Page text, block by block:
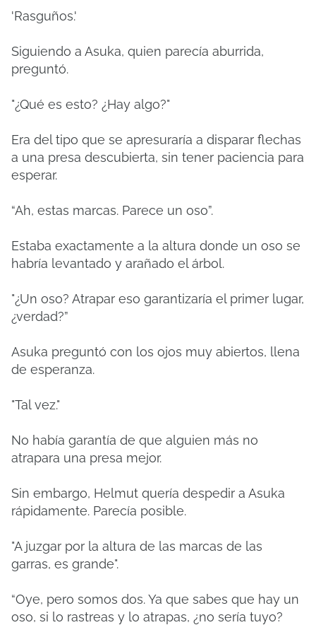
'Rasguños.'
Siguiendo a Asuka, quien parecía aburrida,
preguntó.
"¿Qué es esto? ¿Hay algo?"
Era del tipo que se apresuraría a disparar flechas
a una presa descubierta, sin tener paciencia para
esperar.
“Ah, estas marcas. Parece un oso”.
Estaba exactamente a la altura donde un oso se
habría levantado y arañado el árbol.
"¿Un oso? Atrapar eso garantizaría el primer lugar,
¿verdad?”
Asuka preguntó con los ojos muy abiertos, llena
de esperanza.
"Tal vez."
No había garantía de que alguien más no
atrapara una presa mejor.
Sin embargo, Helmut quería despedir a Asuka
rápidamente. Parecía posible.
"A juzgar por la altura de las marcas de las
garras, es grande".
“Oye, pero somos dos. Ya que sabes que hay un
oso, si lo rastreas y lo atrapas, ¿no sería tuyo?